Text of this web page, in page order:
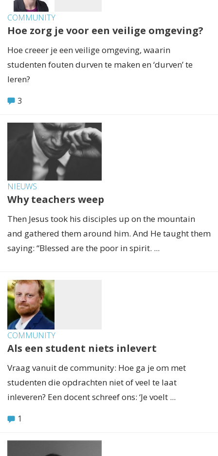
COMMUNITY
Hoe zorg je voor een veilige omgeving?
Hoe creeer je een veilige omgeving, waarin
studenten fouten durven te maken en ‘durven’ te
leren?
3
NIEUWS
Why teachers weep
Then Jesus took his disciples up on the mountain
and gathered them around him. And He taught them
saying: “Blessed are the poor in spirit. ...
COMMUNITY
Als een student niets inlevert
Vraag vanuit de community: Hoe ga je om met
studenten die opdrachten niet of veel te laat
inleveren? Een docent schreef ons: ‘Je voelt ...
1